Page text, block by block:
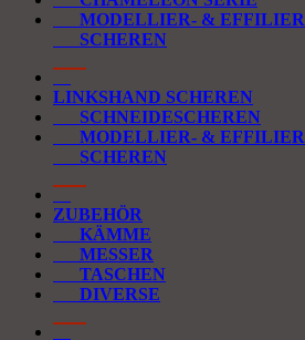
MODELLIER- & EFFILIER
SCHEREN
LINKSHAND SCHEREN
SCHNEIDESCHEREN
MODELLIER- & EFFILIER
SCHEREN
ZUBEHÖR
KÄMME
MESSER
TASCHEN
DIVERSE